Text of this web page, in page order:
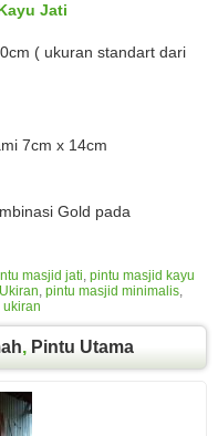
Jati
( ukuran standart dari
7cm x 14cm
Gold pada
masjid jati, pintu masjid kayu
, pintu masjid minimalis,
ukiran
, Pintu Utama